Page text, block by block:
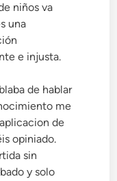
niños va
una
e injusta.
de hablar
me
de
opiniado.
sin
y solo